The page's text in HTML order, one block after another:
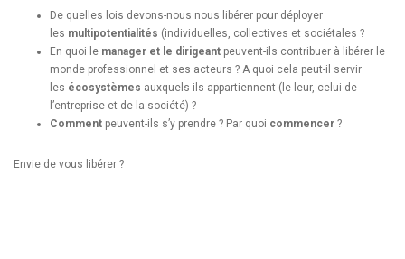
De quelles lois devons-nous nous libérer pour déployer
les multipotentialités (individuelles, collectives et sociétales ?
En quoi le manager et le dirigeant peuvent-ils contribuer à libérer le
monde professionnel et ses acteurs ? A quoi cela peut-il servir
les écosystèmes auxquels ils appartiennent (le leur, celui de
l’entreprise et de la société) ?
Comment peuvent-ils s’y prendre ? Par quoi commencer ?
Envie de vous libérer ?